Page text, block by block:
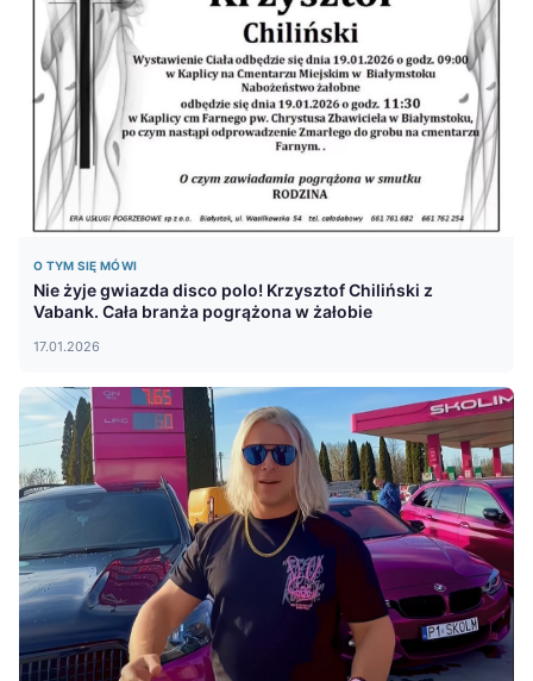
O TYM SIĘ MÓWI
Nie żyje gwiazda disco polo! Krzysztof Chiliński z
Vabank. Cała branża pogrążona w żałobie
17.01.2026